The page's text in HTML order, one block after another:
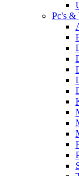
Pc's &